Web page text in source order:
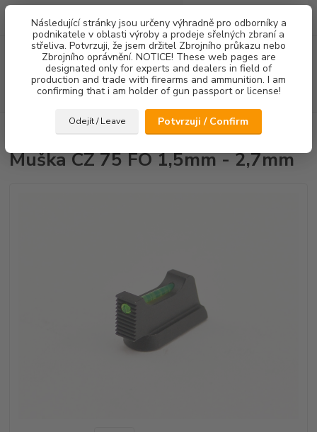
Následující stránky jsou určeny výhradně pro odborníky a
podnikatele v oblasti výroby a prodeje sřelných zbraní a
střeliva. Potvrzuji, že jsem držitel Zbrojního průkazu nebo
Zbrojního oprávnění. NOTICE! These web pages are
designated only for experts and dealers in field of
production and trade with firearms and ammunition. I am
confirming that i am holder of gun passport or license!
Odejít / Leave Potvrzuji / Confirm
Menu
Hledat
za0,00 Kč
Muška CZ 75 FO 1,5mm - 2,7mm
Muška CZ 75 FO 1,5mm - 2,7mm